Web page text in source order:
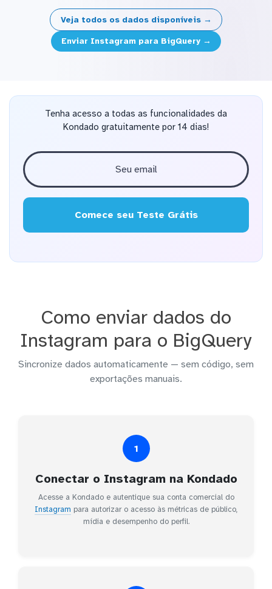
Veja todos os dados disponíveis →
Enviar Instagram para BigQuery →
Tenha acesso a todas as funcionalidades da
Kondado gratuitamente por 14 dias!
Comece seu Teste Grátis
Como enviar dados do
Instagram para o BigQuery
Sincronize dados automaticamente — sem código, sem
exportações manuais.
1
Conectar o Instagram na Kondado
Acesse a Kondado e autentique sua conta comercial do
Instagram para autorizar o acesso às métricas de público,
mídia e desempenho do perfil.